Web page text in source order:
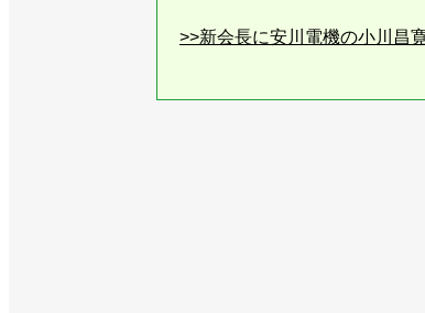
>>新会長に安川電機の小川昌
>>AIを追い風に１兆300億円
>>【ロボット関連３団体：新